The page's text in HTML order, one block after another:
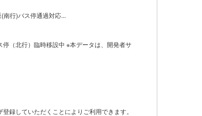
南行)バス停通過対応...
（北行）臨時移設中 ※本データは、開発者サ
録していただくことによりご利用できます。